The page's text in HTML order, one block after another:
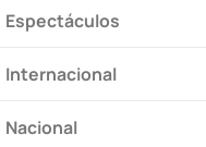
Espectáculos
Internacional
Nacional